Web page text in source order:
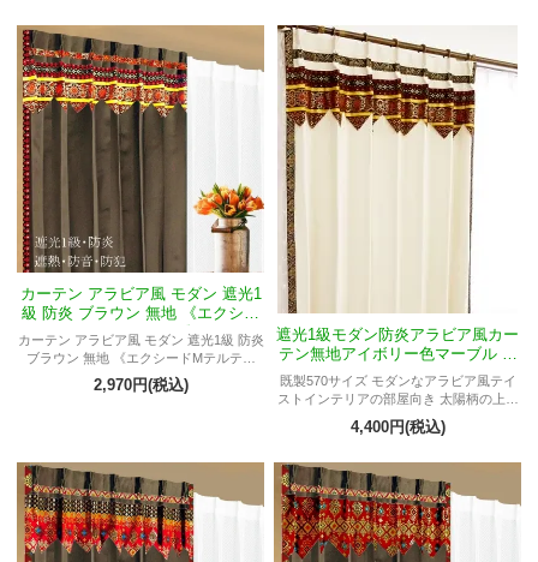
カーテン アラビア風 モダン 遮光1
級 防炎 ブラウン 無地 《エクシー
ドMテルティナ》
カーテン アラビア風 モダン 遮光1級 防炎
ブラウン 無地 《エクシードMテルティ
ナ》 リビング 寝室 一人暮らしの部屋 男
性 防犯 プライベート空間 書斎 アジアン
2,970円(税込)
遮光1級モダン防炎アラビア風カー
テン無地アイボリー色マーブル テ
ルティナ
既製570サイズ モダンなアラビア風テイ
ストインテリアの部屋向き 太陽柄の上フ
リル付き 遮熱 防音 保温
4,400円(税込)